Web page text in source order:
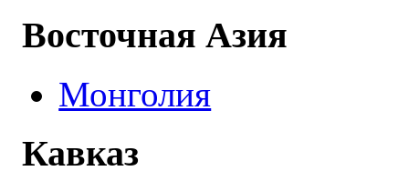
Восточная Азия
Монголия
Кавказ